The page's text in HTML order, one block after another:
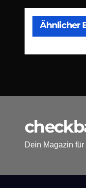
Ähnlicher
Dein Magazin